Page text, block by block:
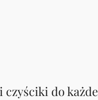
czyściki do